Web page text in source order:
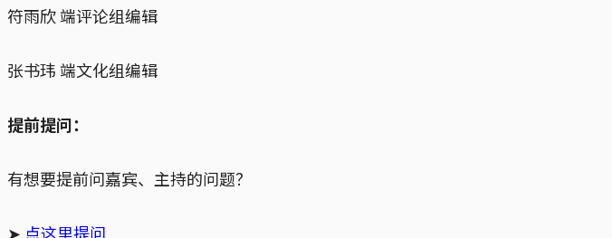
符雨欣 端评论组编辑
张书玮 端文化组编辑
提前提问：
有想要提前问嘉宾、主持的问题？
➤ 点这里提问